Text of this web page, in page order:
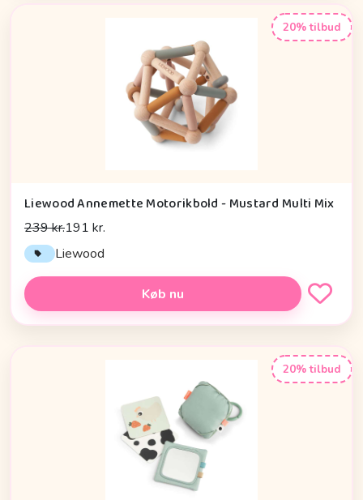
20% tilbud
Liewood Annemette Motorikbold - Mustard Multi Mix
239 kr.191 kr.
Liewood
Køb nu
20% tilbud